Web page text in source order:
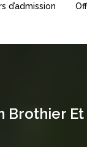
d’admission
Brothier